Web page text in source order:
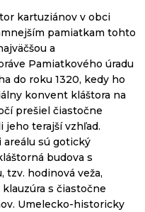
kartuziánov v obci
pamiatkam tohto
a
Pamiatkového úradu
do roku 1320, kedy ho
konvent kláštora na
prešiel čiastočne
jeho terajší vzhľad.
areálu sú gotický
budova s
tzv. hodinová veža,
s čiastočne
Umelecko-historicky